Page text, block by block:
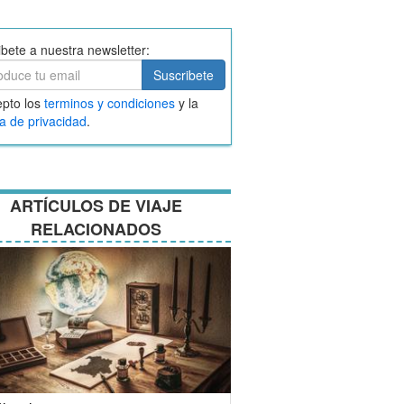
a nuestra newsletter:
Suscribete
los terminos y condiciones y la
de privacidad.
ARTÍCULOS DE VIAJE
RELACIONADOS